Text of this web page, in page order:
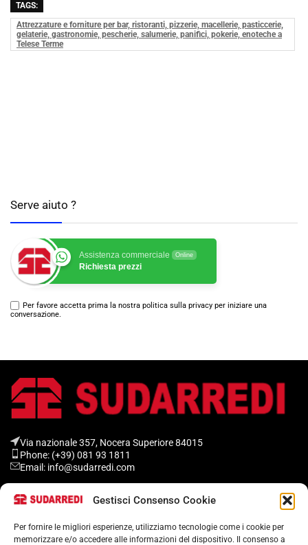
Gestisci Consenso Cookie
Per fornire le migliori esperienze, utilizziamo tecnologie come i cookie per
memorizzare e/o accedere alle informazioni del dispositivo. Il consenso a
TAGS:
Attrezzature e forniture per bar, ristoranti, pizzerie, macellerie, pasticcerie,
gelaterie, gastronomie, pescherie, salumerie, panifici, pokerie, enoteche a
Telese Terme
Serve aiuto ?
Assistenza commerciale Online
Richiesta prezzi
Per favore accetta prima la nostra politica sulla privacy per iniziare una
conversazione.
Via nazionale 357, Nocera Superiore 84015​
Phone: (+39) 081 93 1811
Email: info@sudarredi.com
SCUOLA
UFFICIO